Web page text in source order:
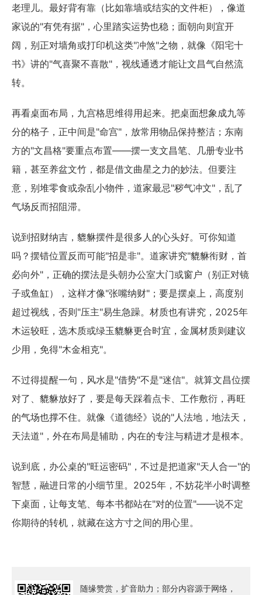
老理儿。最好背有靠（比如靠墙或结实的文件柜），像道
家说的"有凭有据"，心里踏实运势也稳；面朝向则宜开
阔，别正对墙角或打印机这类"冲煞"之物，就像《阳宅十
书》讲的"气喜聚不喜散"，视线通透才能让文昌气自然流
转。
再看桌面布局，九宫格思维得用起来。把桌面想象成九等
分的格子，正中间是"命宫"，放常用物品保持整洁；东南
方的"文昌格"要重点布置——摆一支文昌笔、几册专业书
籍，甚至养盆文竹，都是借文曲星之力的妙法。但要注
意，别堆零食或杂乱小物件，道家最忌"秽气冲文"，乱了
气场反而招阻滞。
说到招财纳吉，貔貅摆件是很多人的心头好。可你知道
吗？摆错位置反而可能"招是非"。道家讲究"貔貅衔财，首
必向外"，正确的摆法是头朝办公室大门或窗户（别正对镜
子或鱼缸），这样才像"张嘴纳财"；要是摆桌上，高度别
超过视线，否则"压主"易生急躁。材质也有讲究，2025年
木运较旺，选木质或绿玉貔貅更合时宜，金属材质则建议
少用，免得"木金相克"。
不过得提醒一句，风水是"借势"不是"迷信"。就算文昌位摆
对了、貔貅放好了，要是每天踩着点卡、工作敷衍，再旺
的气场也撑不住。就像《道德经》说的"人法地，地法天，
天法道"，外在布局是辅助，内在的专注与精进才是根本。
说到底，办公桌的"旺运密码"，不过是把道家"天人合一"的
智慧，融进日常的小细节里。2025年，不妨花半小时调整
下桌面，让每支笔、每本书都站在"对的位置"——说不定
你期待的转机，就藏在这方寸之间的用心里。
随缘赞赏，扩音助力；部分内容源于网络，